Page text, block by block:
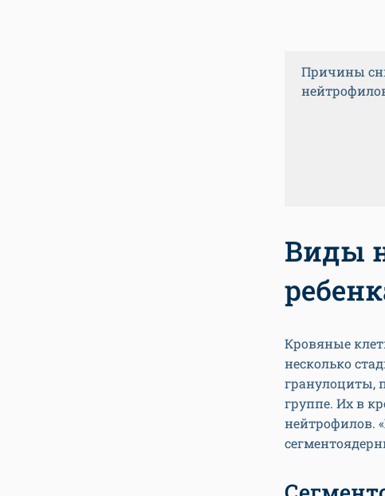
Причины
Виды
Кровяные
несколько
гранулоциты,
группе. Их в
нейтрофилов.